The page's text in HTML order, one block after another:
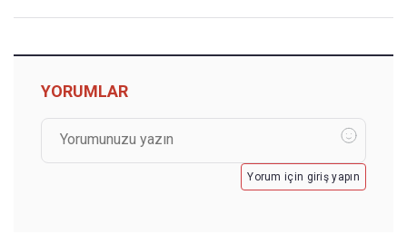
YORUMLAR
Yorum için giriş yapın